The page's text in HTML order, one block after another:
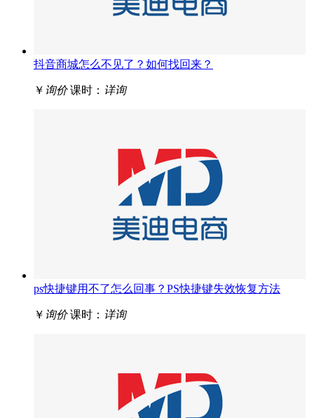
抖音商城怎么不见了？如何找回来？
￥ 询价 课时： 详询
ps快捷键用不了怎么回事？PS快捷键失效恢复方法
￥ 询价 课时： 详询